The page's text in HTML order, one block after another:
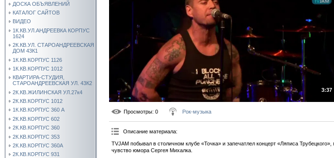
ДОСКА ОБЪЯВЛЕНИЙ
КАТАЛОГ САЙТОВ
ВИДЕО
1К.КВ.УЛ.АНДРЕЕВКА КОРПУС
1624
2К.КВ.УЛ. СТАРОАНДРЕЕВСКАЯ
ДОМ 43К1
1К.КВ.КОРПУС 1126
1К.КВ.КОРПУС 1012
КВАРТИРА-СТУДИЯ,
СТАРОАНДРЕЕВСКАЯ УЛ. 43К2
2К.КВ.ЖИЛИНСКАЯ УЛ.27к4
2К.КВ.КОРПУС 1012
1К.КВ.КОРПУС 360 А
2К.КВ.КОРПУС 602
2К.КВ.КОРПУС 360
2К.КВ.КОРПУС 353
2К.КВ.КОРПУС 360А
2К.КВ.КОРПУС 931
3:37
Просмотры: 0 Рок-музыка
Описание материала:
TVJAM побывал в столичном клубе «Точка» и запечатлел концерт «Ляписа
чувство юмора Сергея Михалка.